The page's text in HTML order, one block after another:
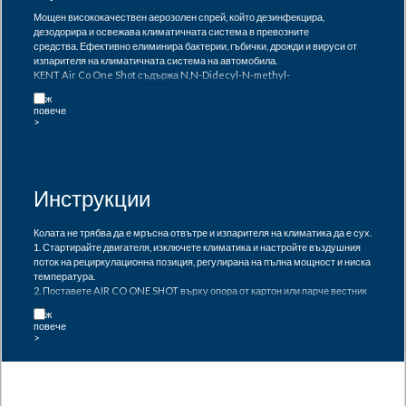
Мощен висококачествен аерозолен спрей, който дезинфекцира,
дезодорира и освежава климатичната система в превозните
средства. Ефективно елиминира бактерии, гъбички, дрожди и вируси от
изпарителя на климатичната система на автомобила.
KENT Air Co One Shot съдържа N,N-Didecyl-N-methyl-
вируси с обвивка като: HBV, HCV, HIV и членове на семействата:
Orthomyxoviridae (човешки грипен вирус ), Coronaviridae (включително
Използвайте биоцидите безопасно. Винаги четете етикета и
информацията за продукта преди употреба.
Инструкции
Колата не трябва да е мръсна отвътре и изпарителя на климатика да е сух.
1. Стартирайте двигателя, изключете климатика и настройте въздушния
поток на рециркулационна позиция, регулирана на пълна мощност и ниска
температура.
2. Поставете AIR CO ONE SHOT върху опора от картон или парче вестник
пътника, активирайте аерозола и затворете вратата.
3. Когато аерозолът се изпразни, оставете двигателя да работи още 5
4. Изключете двигателя, отворете прозорците и оставете колата да се